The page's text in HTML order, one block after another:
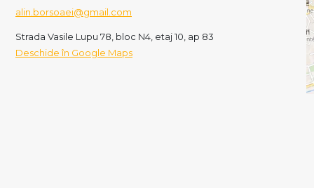
alin.borsoaei@gmail.com
Strada Vasile Lupu 78, bloc N4, etaj 10, ap 83
Deschide în Google Maps